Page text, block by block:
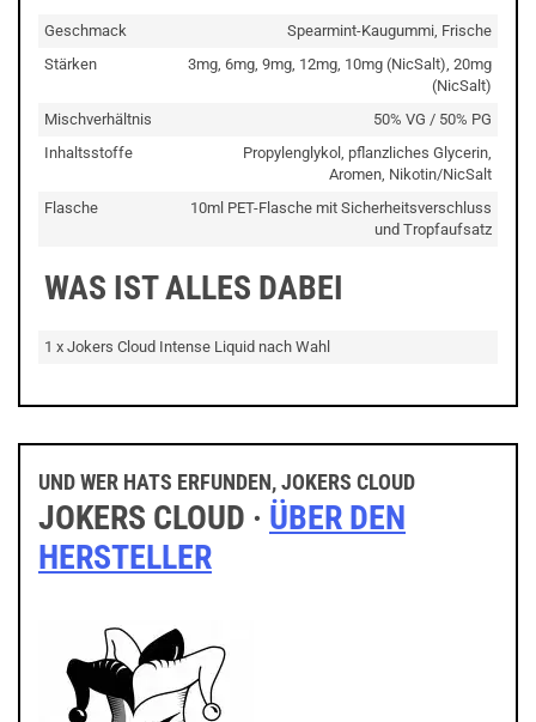
Geschmack
Spearmint-Kaugummi, Frische
Stärken
3mg, 6mg, 9mg, 12mg, 10mg (NicSalt), 20mg
(NicSalt)
Mischverhältnis
50% VG / 50% PG
Inhaltsstoffe
Propylenglykol, pflanzliches Glycerin,
Aromen, Nikotin/NicSalt
Flasche
10ml PET-Flasche mit Sicherheitsverschluss
und Tropfaufsatz
WAS IST ALLES DABEI
1 x Jokers Cloud Intense Liquid nach Wahl
UND WER HATS ERFUNDEN, JOKERS CLOUD
JOKERS CLOUD · ÜBER DEN
HERSTELLER